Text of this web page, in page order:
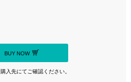
BUY NOW
入先にてご確認ください。